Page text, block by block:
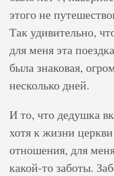
этого не
Так удивительно,
для меня эта
была знаковая,
несколько дней.
И то, что дедушка
хотя к жизни
отношения, для
какой-то заботы.